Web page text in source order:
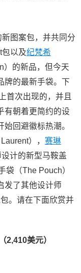
新图案包，并共同分
包以及纪梵希
）的新品，但今天
牌的最新手袋。下
首次出现的，并且
有朝着更简约的设
回避徽标热潮。
）， 赛琳
计的新型马鞍盖
袋（The Pouch）
发了其他设计师
。请在下面欣赏并
美元）